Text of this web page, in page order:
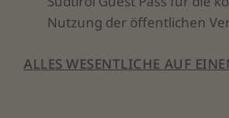
Nutzung der öffentlichen
ALLES WESENTLICHE AUF